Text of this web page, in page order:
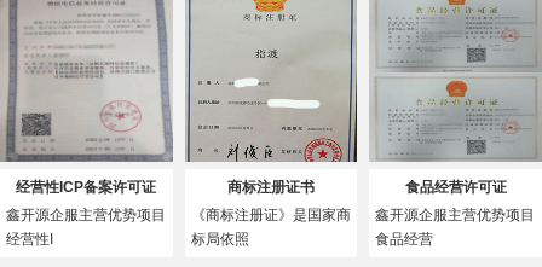
经营性ICP备案许可证
鑫开源企服主营优势项目
经营性I
商标注册证书
《商标注册证》是国家商
标局依照
食品经营许可证
鑫开源企服主营优势项目
食品经营